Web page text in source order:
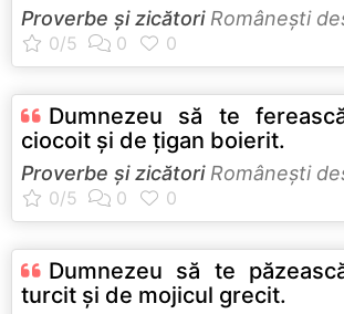
Proverbe și zicătoriRomâneşti
Dumnezeu să te
ciocoit şi de ţigan boierit.
Proverbe și zicătoriRomâneşti
Dumnezeu să te
turcit şi de mojicul grecit.